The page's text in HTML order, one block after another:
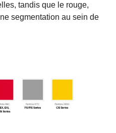
tandis que le rouge,
segmentation au sein de